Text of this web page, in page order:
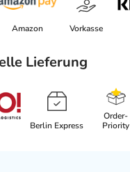
Amazon Vorkasse
Lieferung
Berlin Express
Order-
Priority